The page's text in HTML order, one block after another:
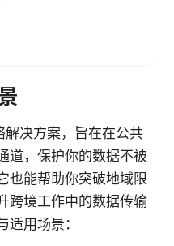
决方案，旨在在公共
道，保护你的数据不被
也能帮助你突破地域限
跨境工作中的数据传输
用场景：